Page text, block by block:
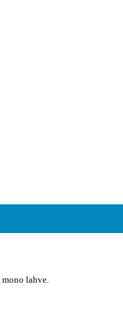
mono lahve.